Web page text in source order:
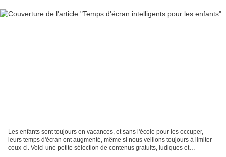
Les enfants sont toujours en vacances, et sans l'école pour les occuper,
leurs temps d'écran ont augmenté, même si nous veillons toujours à limiter
ceux-ci. Voici une petite sélection de contenus gratuits, ludiques et